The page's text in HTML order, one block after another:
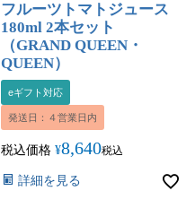
フルーツトマトジュース
180ml 2本セット
（GRAND QUEEN・
QUEEN）
eギフト対応
発送日：４営業日内
税込価格 ¥8,640税込
詳細を見る